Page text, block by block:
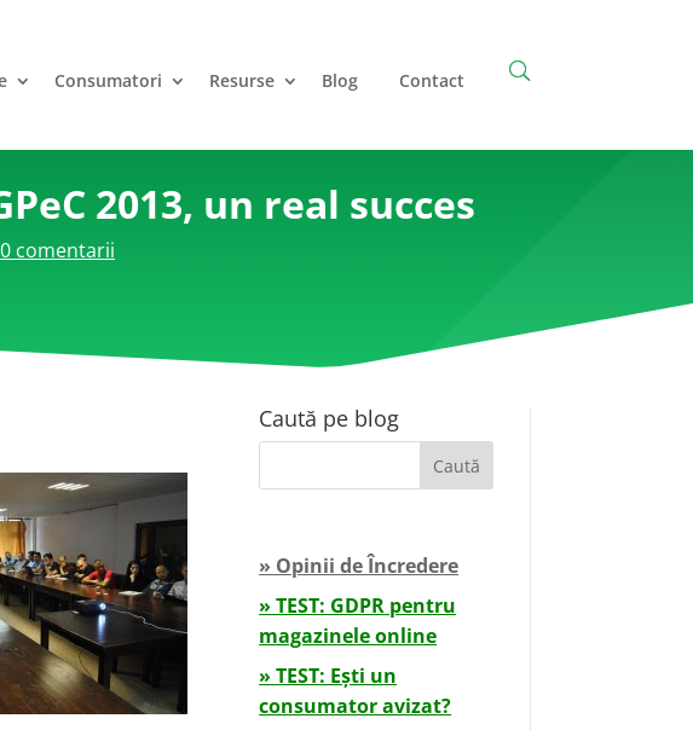
Consumatori Resurse Blog Contact
2013, un real succes
0 comentarii
Caută pe blog
» Opinii de Încredere
» TEST: GDPR pentru
magazinele online
» TEST: Ești un
consumator avizat?